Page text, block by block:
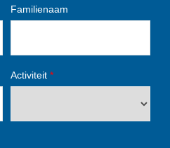
Familienaam
Activiteit *